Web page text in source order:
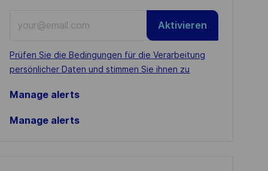
Email
address
(Required)
Required
Prüfen Sie die Bedingungen für die Verarbeitung
persönlicher Daten und stimmen Sie ihnen zu
Aktivieren
Manage alerts
Manage alerts